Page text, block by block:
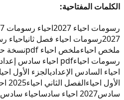
الكلمات المفتاحية:
رسومات احياء 2027
احياء رسومات 2027
2027رسومات احياء فصل ثانياحياء
ملخص احياءملخص احياء pdf نسخة
رسومات احياءpdf احياء سادس إعدادي
احياء السادس الإعداديالجزء الأول
الأول احياءالفصل الثاني احياء2025 احياء سادس
سادس2027 احياء سادس احياء